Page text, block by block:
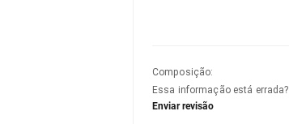
Composição:
Essa informação está errada?
Enviar revisão